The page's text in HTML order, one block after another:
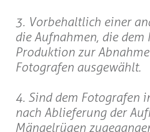
3. Vorbehaltlich einer
die Aufnahmen, die dem
Produktion zur
Fotografen ausgewählt.
4. Sind dem Fotografen
nach Ablieferung der
Mängelrügen